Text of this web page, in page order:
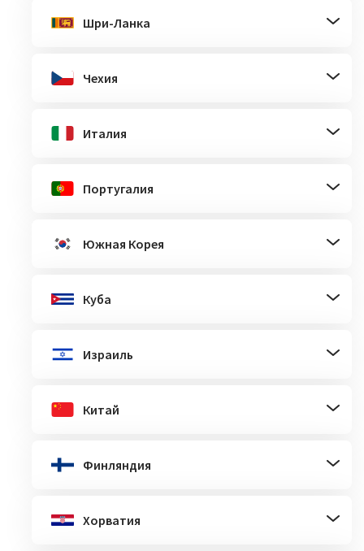
Шри-Ланка
Чехия
Италия
Португалия
Южная Корея
Куба
Израиль
Китай
Финляндия
Хорватия